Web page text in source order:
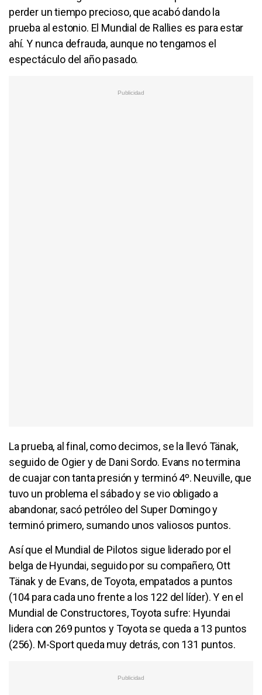
perder un tiempo precioso, que acabó dando la
prueba al estonio. El Mundial de Rallies es para estar
ahí. Y nunca defrauda, aunque no tengamos el
espectáculo del año pasado.
La prueba, al final, como decimos, se la llevó Tänak,
seguido de Ogier y de Dani Sordo. Evans no termina
de cuajar con tanta presión y terminó 4º. Neuville, que
tuvo un problema el sábado y se vio obligado a
abandonar, sacó petróleo del Super Domingo y
terminó primero, sumando unos valiosos puntos.
Así que el Mundial de Pilotos sigue liderado por el
belga de Hyundai, seguido por su compañero, Ott
Tänak y de Evans, de Toyota, empatados a puntos
(104 para cada uno frente a los 122 del líder). Y en el
Mundial de Constructores, Toyota sufre: Hyundai
lidera con 269 puntos y Toyota se queda a 13 puntos
(256). M-Sport queda muy detrás, con 131 puntos.